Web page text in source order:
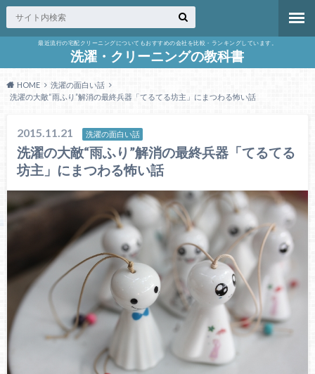
最近流行の宅配クリーニングについてもおすすめの会社を比較・ランキングしています。
洗濯・クリーニングの教科書
HOME
洗濯の面白い話
洗濯の大敵“雨ふり”解消の最終兵器「てるてる坊主」にまつわる怖い話
2015.11.21 洗濯の面白い話
洗濯の大敵“雨ふり”解消の最終兵器「てるてる
坊主」にまつわる怖い話